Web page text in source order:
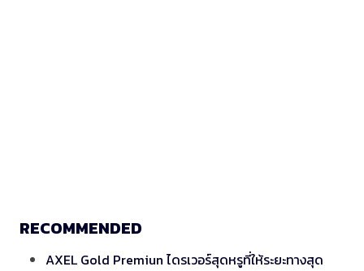
RECOMMENDED
AXEL Gold Premiun ไดรเวอร์สุดหรูที่ให้ระยะทางสุด